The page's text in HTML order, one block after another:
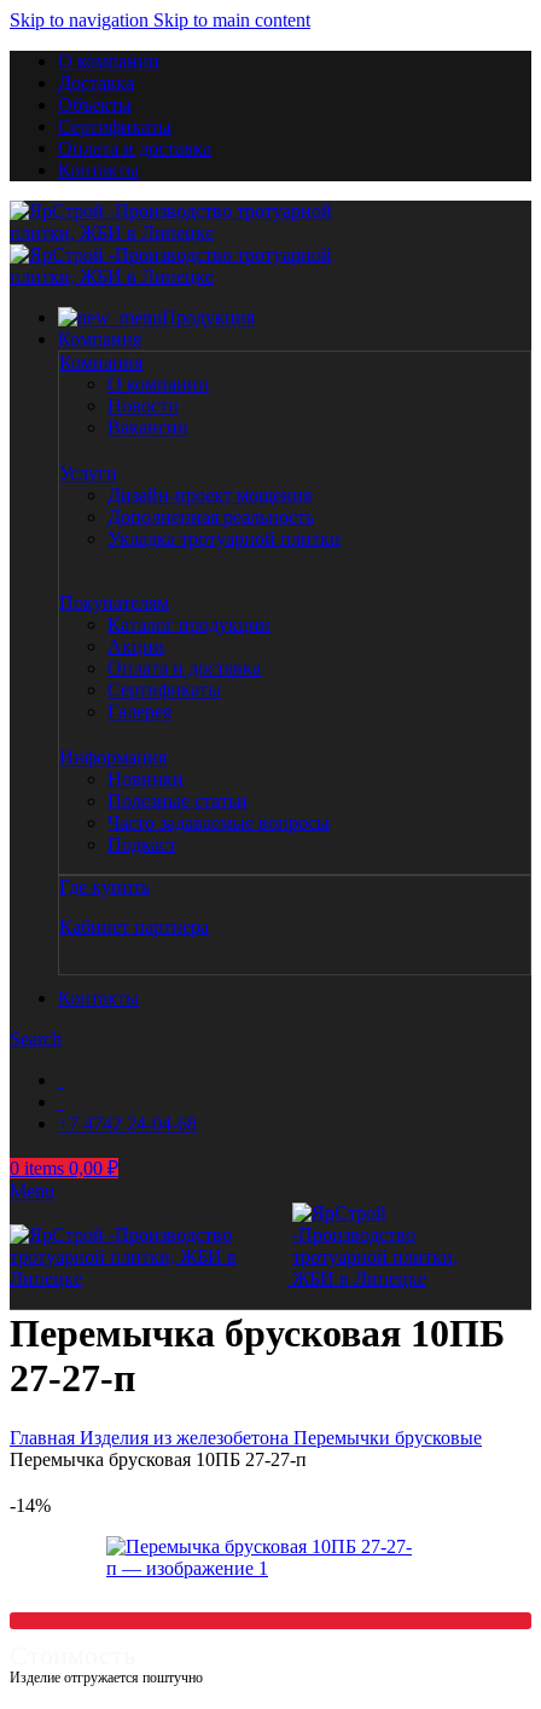
Skip to navigation Skip to main content
О компании
Доставка
Объекты
Сертификаты
Оплата и доставка
Контакты
Продукция
Компания
Компания
О компании
Новости
Вакансии
Услуги
Дизайн-проект мощения
Дополненная реальность
Укладка тротуарной плитки
Покупателям
Каталог продукции
Акции
Оплата и доставка
Сертификаты
Галерея
Информация
Новинки
Полезные статьи
Часто задаваемые вопросы
Подкаст
Где купить
Кабинет партнера
Контакты
Search
+7 4742 24-04-68
0 items 0,00 ₽
Menu
Перемычка брусковая 10ПБ
27-27-п
Главная Изделия из железобетона Перемычки брусковые
Перемычка брусковая 10ПБ 27-27-п
-14%
Изделие отгружается поштучно